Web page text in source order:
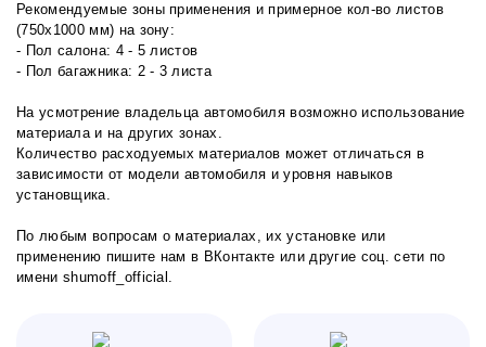
Рекомендуемые зоны применения и примерное кол-во листов
(750х1000 мм) на зону:
- Пол салона: 4 - 5 листов
- Пол багажника: 2 - 3 листа
На усмотрение владельца автомобиля возможно использование
материала и на других зонах.
Количество расходуемых материалов может отличаться в
зависимости от модели автомобиля и уровня навыков
установщика.
По любым вопросам о материалах, их установке или
применению пишите нам в ВКонтакте или другие соц. сети по
имени shumoff_official.